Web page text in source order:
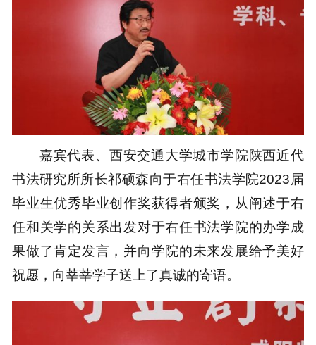
嘉宾代表、西安交通大学城市学院陕西近代
书法研究所所长祁硕森向于右任书法学院2023届
毕业生优秀毕业创作奖获得者颁奖，从阐述于右
任和关学的关系出发对于右任书法学院的办学成
果做了肯定发言，并向学院的未来发展给予美好
祝愿，向莘莘学子送上了真诚的寄语。